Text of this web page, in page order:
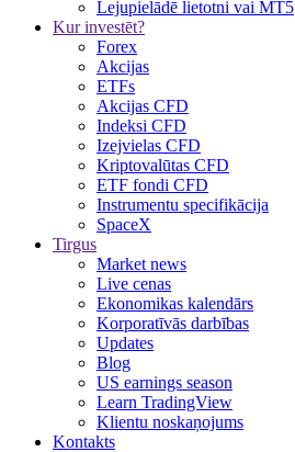
Lejupielādē lietotni vai MT5
Kur investēt?
Forex
Akcijas
ETFs
Akcijas CFD
Indeksi CFD
Izejvielas CFD
Kriptovalūtas CFD
ETF fondi CFD
Instrumentu specifikācija
SpaceX
Tirgus
Market news
Live cenas
Ekonomikas kalendārs
Korporatīvās darbības
Updates
Blog
US earnings season
Learn TradingView
Klientu noskaņojums
Kontakts